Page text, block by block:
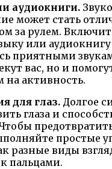
аудиокниги.
может стать
за рулем.
или
приятными
вас, но и
активность.
для глаз. Долгое
глаза и
простые
разные виды
пальцами.